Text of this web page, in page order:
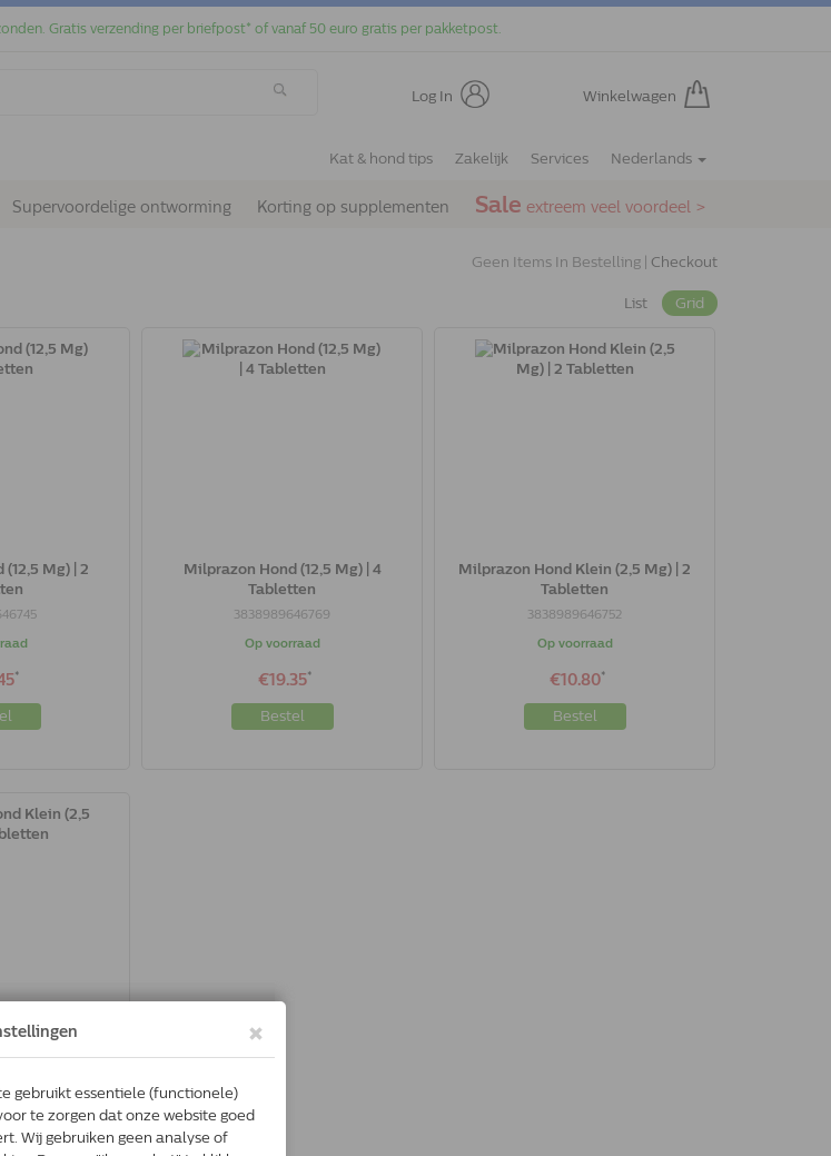
Gratis verzending per briefpost* of vanaf 50 euro gratis per pakketpost.
Log In Winkelwagen
Kat & hond tips Zakelijk Services Nederlands
Supervoordelige ontworming Korting op supplementen Sale extreem veel voordeel >
Geen Items In Bestelling | Checkout
List Grid
Mg) | 2
*
Milprazon Hond (12,5 Mg) | 4
Tabletten
3838989646769
Op voorraad
€19.35*
Bestel
Milprazon Hond Klein (2,5 Mg) | 2
Tabletten
3838989646752
Op voorraad
€10.80*
Bestel
(2,5 Mg) | 4
*